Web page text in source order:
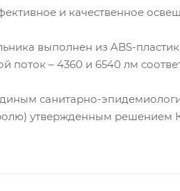
и качественное
выполнен из ABS-
поток – 4360 и 6540 лм
санитарно-
утвержденным решением